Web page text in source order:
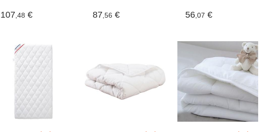
Ultra confort
matelas 4cm
107,48 €
sac de transport
87,56 € 56,07 €